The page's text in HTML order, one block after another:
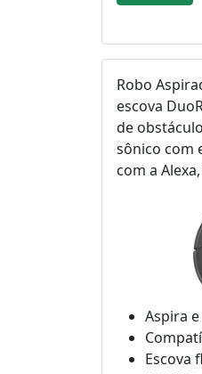
Robo
escova
de
sônico com
com a
Aspira
Escova